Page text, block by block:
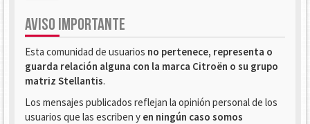
AVISO IMPORTANTE
Esta comunidad de usuarios no pertenece, representa o
guarda relación alguna con la marca Citroën o su grupo
matriz Stellantis.
Los mensajes publicados reflejan la opinión personal de los
usuarios que las escriben y en ningún caso somos